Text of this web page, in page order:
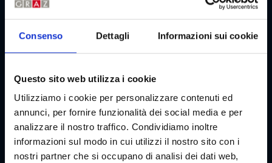
Consenso Dettagli Informazioni sui cookie
Questo sito web utilizza i cookie
Utilizziamo i cookie per personalizzare contenuti ed
annunci, per fornire funzionalità dei social media e per
analizzare il nostro traffico. Condividiamo inoltre
informazioni sul modo in cui utilizzi il nostro sito con i
nostri partner che si occupano di analisi dei dati web,